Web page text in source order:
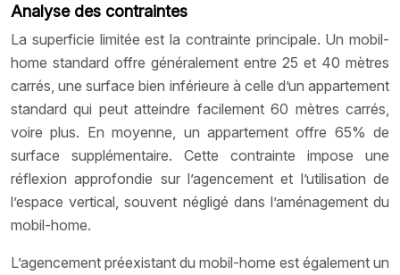
Analyse des contraintes
La superficie limitée est la contrainte principale. Un mobil-
home standard offre généralement entre 25 et 40 mètres
carrés, une surface bien inférieure à celle d’un appartement
standard qui peut atteindre facilement 60 mètres carrés,
voire plus. En moyenne, un appartement offre 65% de
surface supplémentaire. Cette contrainte impose une
réflexion approfondie sur l’agencement et l’utilisation de
l’espace vertical, souvent négligé dans l’aménagement du
mobil-home.
L’agencement préexistant du mobil-home est également un